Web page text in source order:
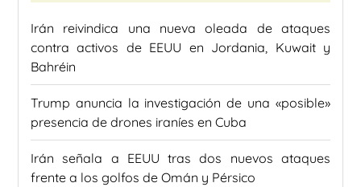
Irán reivindica una nueva oleada de ataques
contra activos de EEUU en Jordania, Kuwait y
Bahréin
Trump anuncia la investigación de una «posible»
presencia de drones iraníes en Cuba
Irán señala a EEUU tras dos nuevos ataques
frente a los golfos de Omán y Pérsico